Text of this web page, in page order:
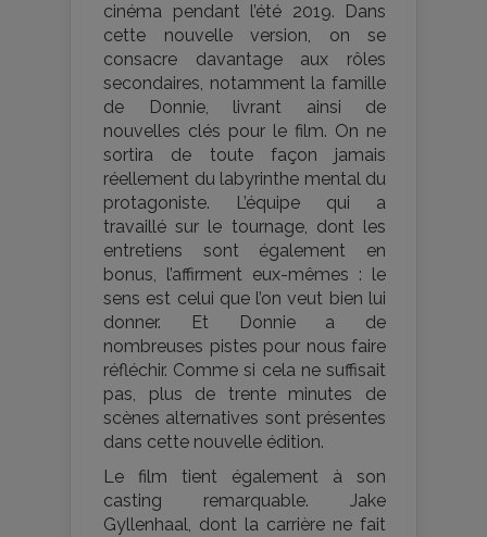
cinéma pendant l’été 2019. Dans
cette nouvelle version, on se
consacre davantage aux rôles
secondaires, notamment la famille
de Donnie, livrant ainsi de
nouvelles clés pour le film. On ne
sortira de toute façon jamais
réellement du labyrinthe mental du
protagoniste. L’équipe qui a
travaillé sur le tournage, dont les
entretiens sont également en
bonus, l’affirment eux-mêmes : le
sens est celui que l’on veut bien lui
donner. Et Donnie a de
nombreuses pistes pour nous faire
réfléchir. Comme si cela ne suffisait
pas, plus de trente minutes de
scènes alternatives sont présentes
dans cette nouvelle édition.
Le film tient également à son
casting remarquable. Jake
Gyllenhaal, dont la carrière ne fait